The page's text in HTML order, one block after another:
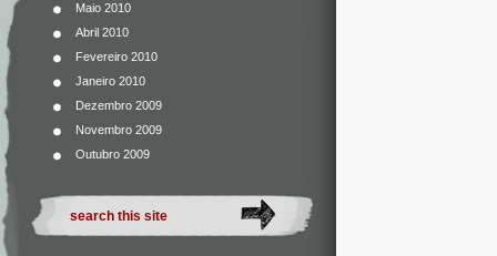
Maio 2010
Abril 2010
Fevereiro 2010
Janeiro 2010
Dezembro 2009
Novembro 2009
Outubro 2009